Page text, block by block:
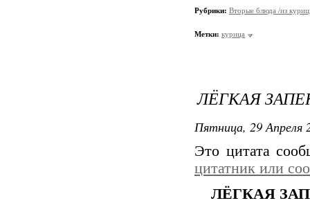
Рубрики: Вторые блюда /из
Метки: курица
ЛЁГКАЯ
Пятница, 29 Апреля
Это цитата
цитатник или
ЛЁГКАЯ